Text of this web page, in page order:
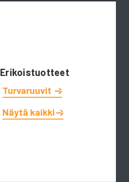
Erikoistuotteet
Turvaruuvit
Näytä kaikki